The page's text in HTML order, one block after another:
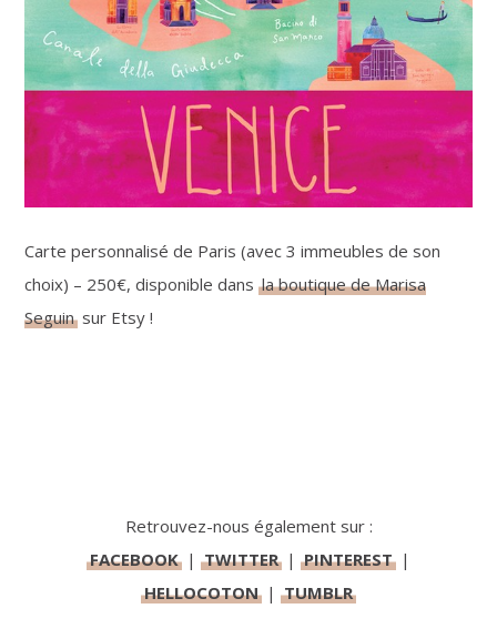
Carte personnalisé de Paris (avec 3 immeubles de son
choix) – 250€, disponible dansla boutique de Marisa
Seguin sur Etsy !
Retrouvez-nous également sur :
FACEBOOK | TWITTER | PINTEREST |
HELLOCOTON | TUMBLR